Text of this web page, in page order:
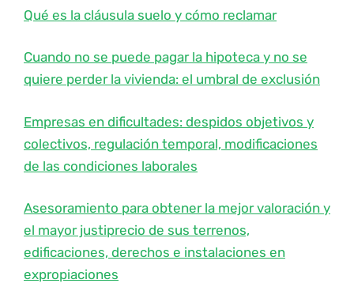
Qué es la cláusula suelo y cómo reclamar
Cuando no se puede pagar la hipoteca y no se
quiere perder la vivienda: el umbral de exclusión
Empresas en dificultades: despidos objetivos y
colectivos, regulación temporal, modificaciones
de las condiciones laborales
Asesoramiento para obtener la mejor valoración y
el mayor justiprecio de sus terrenos,
edificaciones, derechos e instalaciones en
expropiaciones